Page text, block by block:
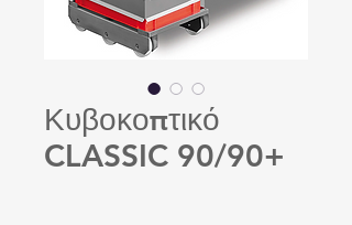
Κυβοκοπτικό
CLASSIC 90/90+